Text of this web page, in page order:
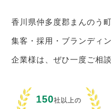
香川県仲多度郡まんのう
集客・採用・ブランディ
企業様は、ぜひ一度ご相
150社以上の